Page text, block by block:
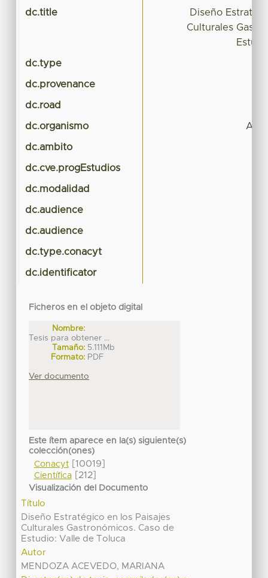
dc.title
Diseño
Culturales
dc.type
dc.provenance
dc.road
dc.organismo
dc.ambito
dc.cve.progEstudios
dc.modalidad
dc.audience
dc.audience
dc.type.conacyt
dc.identificator
Ficheros en el objeto digital
Nombre:
Tesis para obtener ...
Tamaño: 5.111Mb
Formato: PDF
Ver documento
Este ítem aparece en la(s) siguiente(s)
colección(ones)
Conacyt[10019]
Científica[212]
Visualización del Documento
Título
Diseño Estratégico en los Paisajes
Culturales Gastronómicos. Caso de
Estudio: Valle de Toluca
Autor
MENDOZA ACEVEDO, MARIANA